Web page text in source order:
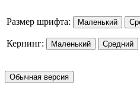
Размер шрифта: Маленький
Кернинг: Маленький Средний
Обычная версия